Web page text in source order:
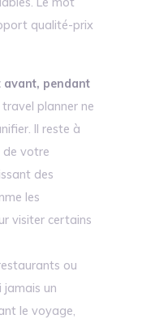
qualité-prix
avant, pendant
travel planner ne
Il reste à
votre
des
les
visiter certains
ou
jamais un
le voyage,